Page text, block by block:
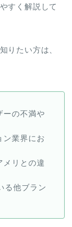
すく解説して
りたい方は、
ーの不満や
ン業界にお
メリとの違
る他ブラン